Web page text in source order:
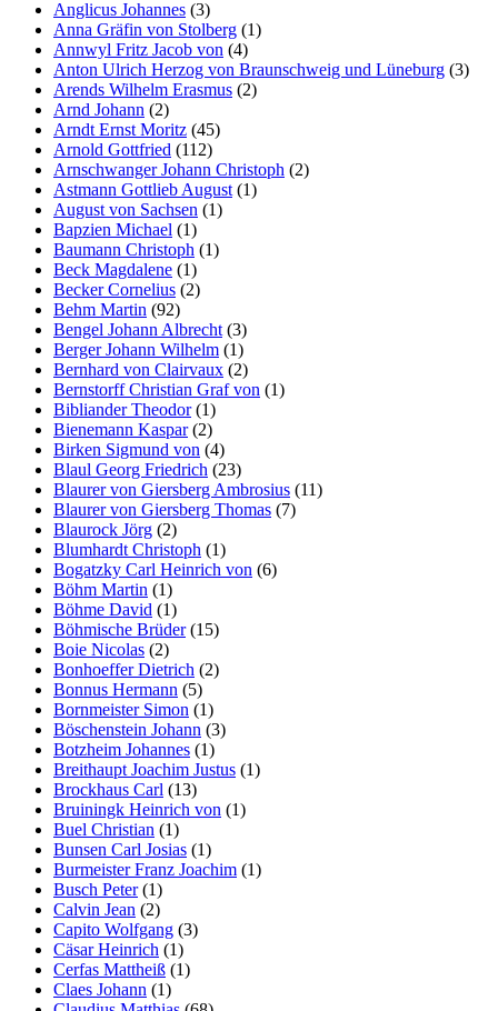
Anglicus Johannes (3)
Anna Gräfin von Stolberg (1)
Annwyl Fritz Jacob von (4)
Anton Ulrich Herzog von Braunschweig und Lüneburg (3)
Arends Wilhelm Erasmus (2)
Arnd Johann (2)
Arndt Ernst Moritz (45)
Arnold Gottfried (112)
Arnschwanger Johann Christoph (2)
Astmann Gottlieb August (1)
August von Sachsen (1)
Bapzien Michael (1)
Baumann Christoph (1)
Beck Magdalene (1)
Becker Cornelius (2)
Behm Martin (92)
Bengel Johann Albrecht (3)
Berger Johann Wilhelm (1)
Bernhard von Clairvaux (2)
Bernstorff Christian Graf von (1)
Bibliander Theodor(1)
Bienemann Kaspar(2)
Birken Sigmund von (4)
Blaul Georg Friedrich (23)
Blaurer von Giersberg Ambrosius (11)
Blaurer von Giersberg Thomas (7)
Blaurock Jörg (2)
Blumhardt Christoph (1)
Bogatzky Carl Heinrich von (6)
Böhm Martin (1)
Böhme David (1)
Böhmische Brüder(15)
Boie Nicolas (2)
Bonhoeffer Dietrich (2)
Bonnus Hermann (5)
Bornmeister Simon (1)
Böschenstein Johann (3)
Botzheim Johannes (1)
Breithaupt Joachim Justus (1)
Brockhaus Carl (13)
Bruiningk Heinrich von (1)
Buel Christian (1)
Bunsen Carl Josias (1)
Burmeister Franz Joachim (1)
Busch Peter(1)
Calvin Jean (2)
Capito Wolfgang (3)
Cäsar Heinrich (1)
Cerfas Mattheiß (1)
Claes Johann (1)
Verhalten beim
Besuch unserer
Website mitteilen,
erhöhen Sie die
Wahrscheinlichkeit,
personalisierte
Inhalte und
Angebote zu sehen.